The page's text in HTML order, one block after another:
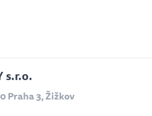
s.r.o.
Praha 3, Žižkov